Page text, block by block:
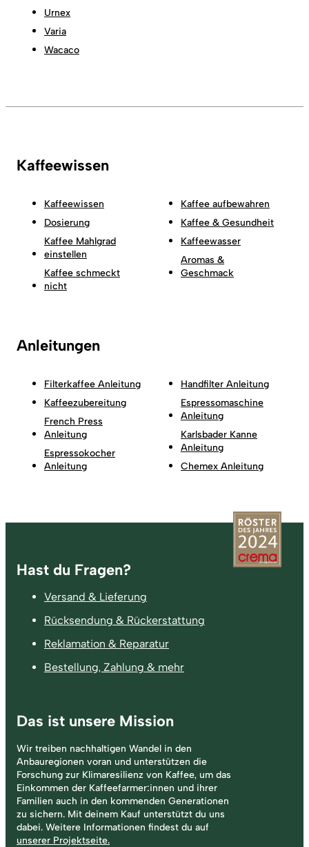
Urnex
Varia
Wacaco
Kaffeewissen
Kaffeewissen
Dosierung
Kaffee Mahlgrad
einstellen
Kaffee schmeckt
nicht
Kaffee aufbewahren
Kaffee & Gesundheit
Kaffeewasser
Aromas &
Geschmack
Anleitungen
Filterkaffee Anleitung
Kaffeezubereitung
French Press
Anleitung
Espressokocher
Anleitung
Handfilter Anleitung
Espressomaschine
Anleitung
Karlsbader Kanne
Anleitung
Chemex Anleitung
Fußzeile
Hast du Fragen?
Versand & Lieferung
Rücksendung & Rückerstattung
Reklamation & Reparatur
Bestellung, Zahlung & mehr
Das ist unsere Mission
Wir treiben nachhaltigen Wandel in den
Anbauregionen voran und unterstützen die
Forschung zur Klimaresilienz von Kaffee, um das
Einkommen der Kaffeefarmer:innen und ihrer
Familien auch in den kommenden Generationen
zu sichern. Mit deinem Kauf unterstützt du uns
dabei. Weitere Informationen findest du auf
unserer Projektseite.